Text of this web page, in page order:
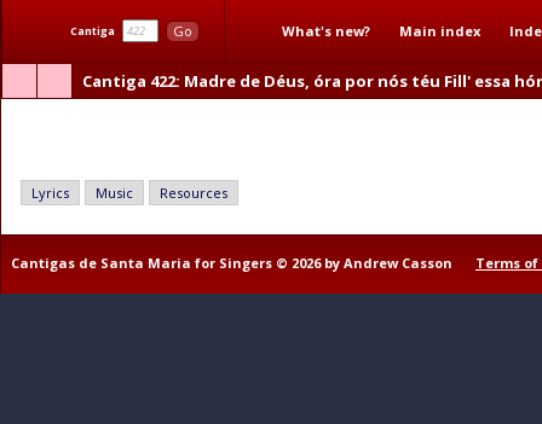
Cantiga Go What's new? Main index
Cantiga 422: Madre de Déus, óra por nós téu Fill' essa
Lyrics Music Resources
Cantigas de Santa Maria for Singers © 2026 by Andrew Casson Terms of